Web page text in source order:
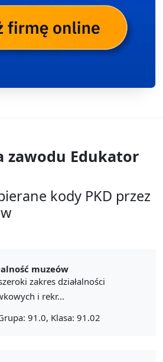
zawodu Edukator
kody PKD przez
muzeów
zakres działalności
i rekr...
91.0, Klasa: 91.02